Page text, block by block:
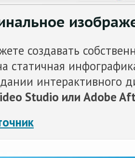
создавать
статичная
интерактивного
Studio или Adobe